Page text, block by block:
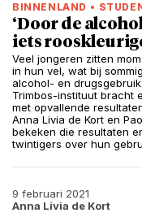
BINNENLAND •
‘Door de
iets
Veel jongeren zitten
in hun vel, wat bij
alcohol- en
Trimbos-instituut bracht
met opvallende
Anna Livia de Kort en
bekeken die resultaten
twintigers over hun
9 februari 2021
Anna Livia de Kort